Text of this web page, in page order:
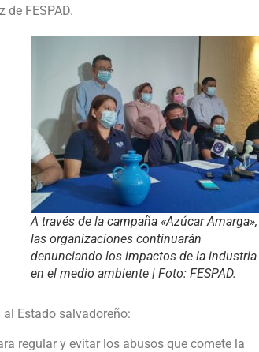
FESPAD.
A través de la campaña «Azúcar Amarga»,
las organizaciones continuarán
denunciando los impactos de la industria
en el medio ambiente | Foto: FESPAD.
Estado salvadoreño:
regular y evitar los abusos que comete la